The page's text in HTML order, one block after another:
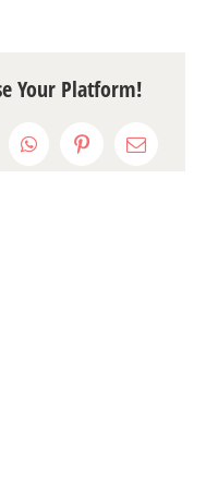
Your Platform!
WhatsAppPinterestEmail